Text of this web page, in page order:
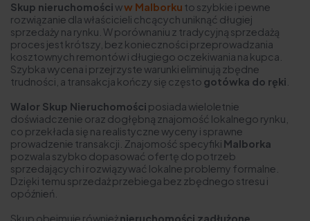
Skup nieruchomościww Malborku to szybkie i pewne
rozwiązanie dla właścicieli chcących uniknąć długiej
sprzedaży na rynku. W porównaniu z tradycyjną sprzedażą
proces jest krótszy, bez konieczności przeprowadzania
kosztownych remontów i długiego oczekiwania na kupca.
Szybka wycena i przejrzyste warunki eliminują zbędne
trudności, a transakcja kończy się często gotówka do ręki
Walor Skup Nieruchomości posiada wieloletnie
doświadczenie oraz dogłębną znajomość lokalnego rynku,
co przekłada się na realistyczne wyceny i sprawne
prowadzenie transakcji. Znajomość specyfiki Malborka
pozwala szybko dopasować ofertę do potrzeb
sprzedających i rozwiązywać lokalne problemy formalne.
Dzięki temu sprzedaż przebiega bez zbędnego stresu i
opóźnień.
Skup obejmuje równieżnieruchomości zadłużone